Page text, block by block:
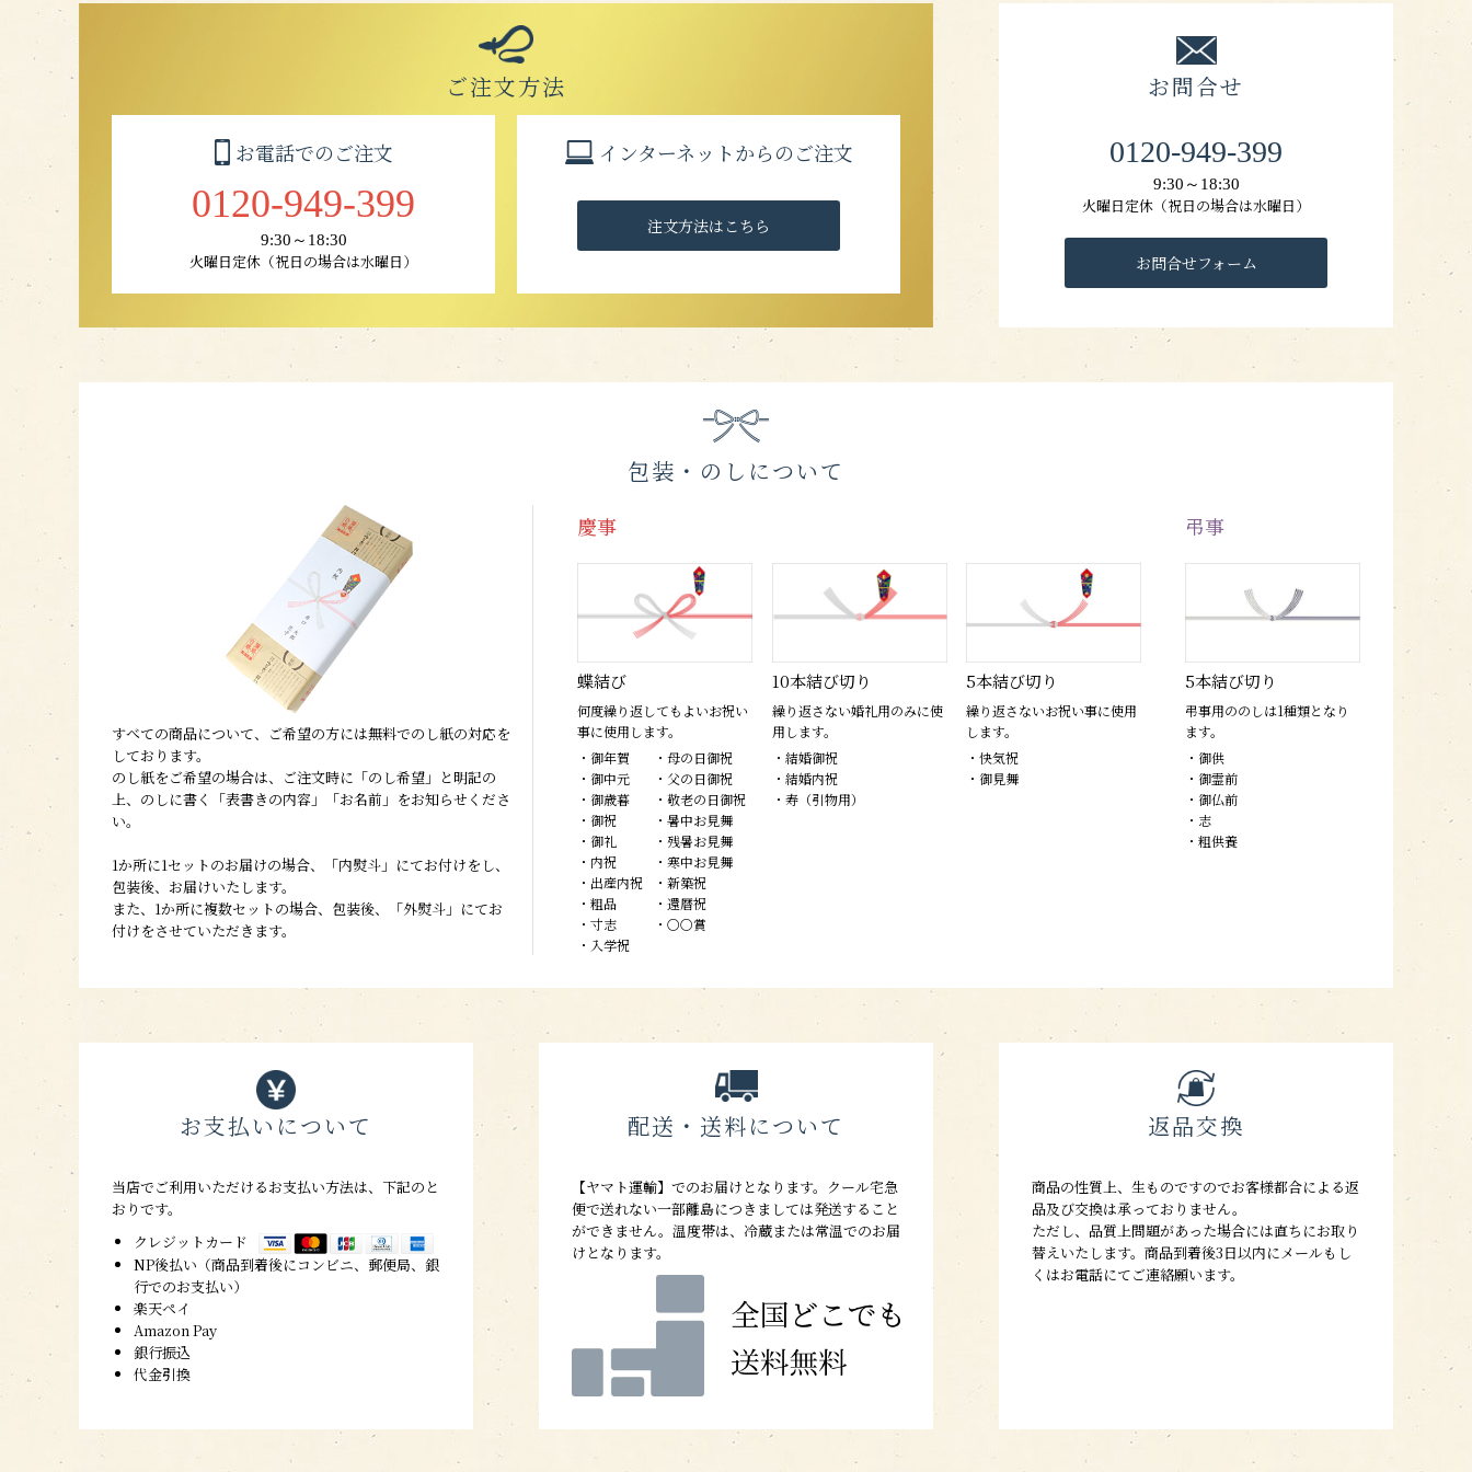
ご注文方法
お電話でのご注文
0120-949-399
9:30～18:30
火曜日定休（祝日の場合は水曜日）
インターネットからのご注文
注文方法はこちら
お問合せ
0120-949-399
9:30～18:30
火曜日定休（祝日の場合は水曜日）
お問合せフォーム
包装・のしについて
すべての商品について、ご希望の方には無料でのし紙の対応を
しております。
のし紙をご希望の場合は、ご注文時に「のし希望」と明記の
上、のしに書く「表書きの内容」「お名前」をお知らせくださ
い。
1か所に1セットのお届けの場合、「内熨斗」にてお付けをし、
包装後、お届けいたします。
また、1か所に複数セットの場合、包装後、「外熨斗」にてお
付けをさせていただきます。
慶事
蝶結び
何度繰り返してもよいお祝い
事に使用します。
・御年賀
・御中元
・御歳暮
・御祝
・御礼
・内祝
・出産内祝
・粗品
・寸志
・入学祝
・母の日御祝
・父の日御祝
・敬老の日御祝
・暑中お見舞
・残暑お見舞
・寒中お見舞
・新築祝
・還暦祝
・〇〇賞
10本結び切り
繰り返さない婚礼用のみに使
用します。
・結婚御祝
・結婚内祝
・寿（引物用）
5本結び切り
繰り返さないお祝い事に使用
します。
・快気祝
・御見舞
弔事
5本結び切り
弔事用ののしは1種類となり
ます。
・御供
・御霊前
・御仏前
・志
・粗供養
お支払いについて
当店でご利用いただけるお支払い方法は、下記のと
おりです。
クレジットカード
NP後払い（商品到着後にコンビニ、郵便局、銀
行でのお支払い）
楽天ペイ
Amazon Pay
銀行振込
代金引換
配送・送料について
【ヤマト運輸】でのお届けとなります。クール宅急
便で送れない一部離島につきましては発送すること
ができません。温度帯は、冷蔵または常温でのお届
けとなります。
返品交換
商品の性質上、生ものですのでお客様都合による返
品及び交換は承っておりません。
ただし、品質上問題があった場合には直ちにお取り
替えいたします。商品到着後3日以内にメールもし
くはお電話にてご連絡願います。